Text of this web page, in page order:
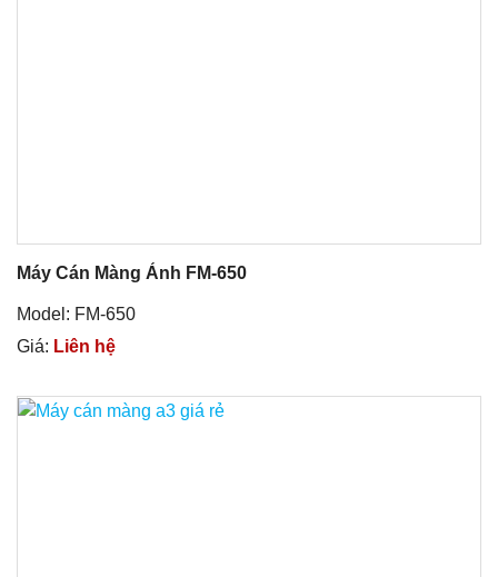
Máy Cán Màng Ảnh FM-650
Model: FM-650
Giá: Liên hệ